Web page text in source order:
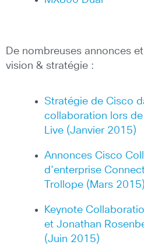
De nombreuses annonces
vision & stratégie :
Stratégie de Cisco
collaboration lors
Live (Janvier 2015)
Annonces Cisco
d’enterprise
Trollope (Mars 2015)
Keynote
et Jonathan
(Juin 2015)